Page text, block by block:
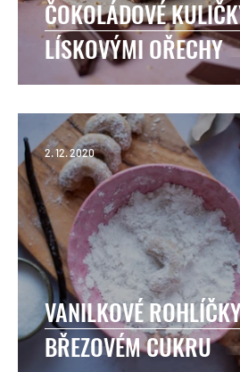
ČOKOLÁDOVÉ
LÍSKOVÝMI OŘECHY
VANILKOVÉ
BŘEZOVÉM CUKRU
2. 12. 2020